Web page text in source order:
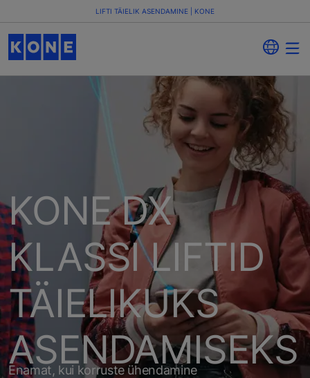
LIFTI TÄIELIK ASENDAMINE | KONE
KONE DX
KLASSI LIFTID
TÄIELIKUKS
ASENDAMISEKS
Enamat, kui korruste ühendamine